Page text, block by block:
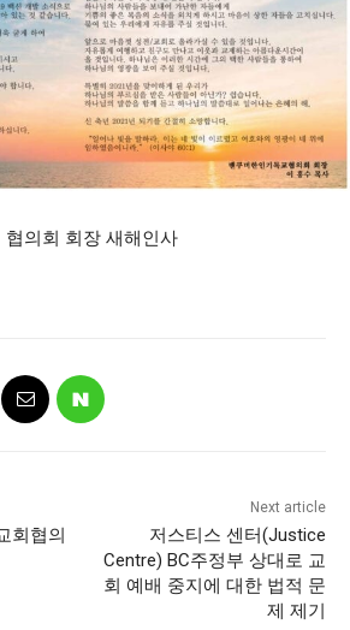
의회 회장 새해인사
회협의
Next article
저스티스 센터(Justice
Centre) BC주정부 상대로 교
회 예배 중지에 대한 법적 문
제 제기